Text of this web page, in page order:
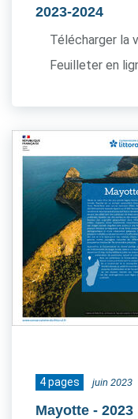
2023-2024
Télécharger la
Feuilleter en
4 pages juin 2023
Mayotte - 2023